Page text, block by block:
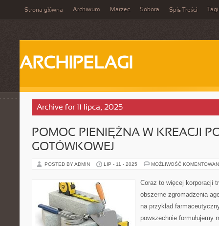
Strona główna Archiwum Marzec Sobota Spis Treści Tagi
ARCHIPELAGI
Archive for 11 lipca, 2025
POMOC PIENIĘŻNA W KREACJI
GOTÓWKOWEJ
POSTED BY ADMIN LIP - 11 - 2025 MOŻLIWOŚĆ
Coraz to więcej korporacji
obszerne zgromadzenia
na przykład
powszechnie formułujemy